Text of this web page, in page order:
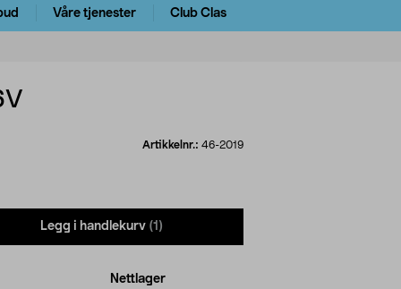
Våre tjenester Club Clas
Artikkelnr.: 46-2019
Legg i handlekurv (1)
Nettlager